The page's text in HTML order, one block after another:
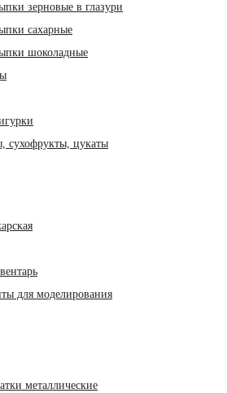
зерновые в глазури
сахарные
шоколадные
сухофрукты, цукаты
для моделирования
металлические